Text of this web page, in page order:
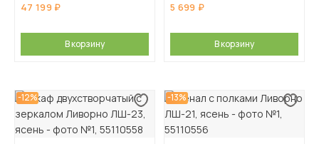
47 199
В корзину
5 699
В корзину
-12% -13%